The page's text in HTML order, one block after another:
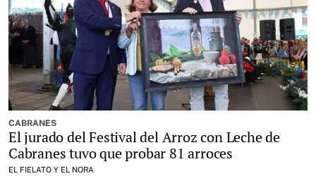
CABRANES
El jurado del Festival del Arroz con Leche de
Cabranes tuvo que probar 81 arroces
EL FIELATO Y EL NORA